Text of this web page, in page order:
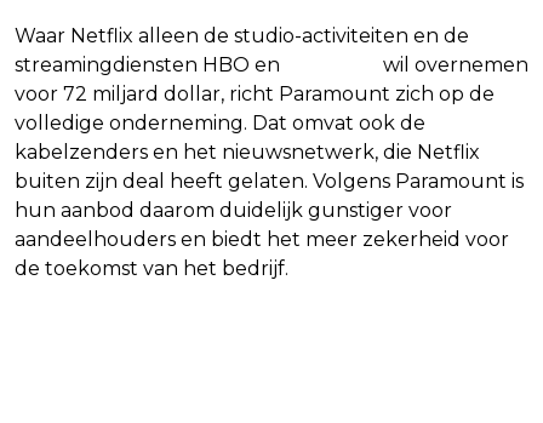
Waar Netflix alleen de studio-activiteiten en de
streamingdiensten HBO en
wil overnemen
voor 72 miljard dollar, richt Paramount zich op de
volledige onderneming. Dat omvat ook de
kabelzenders en het nieuwsnetwerk, die Netflix
buiten zijn deal heeft gelaten. Volgens Paramount is
hun aanbod daarom duidelijk gunstiger voor
aandeelhouders en biedt het meer zekerheid voor
de toekomst van het bedrijf.